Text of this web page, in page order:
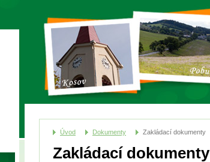
Úvod Dokumenty Zakládací dokumenty
Zakládací dokumenty